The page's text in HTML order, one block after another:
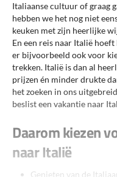
Italiaanse cultuur of graag
hebben we het nog niet
keuken met zijn heerlijke
En een reis naar Italië
er bijvoorbeeld ook voor
trekken. Italië is dan al
prijzen én minder drukte
het zoeken in ons
beslist een vakantie naar
Daarom kiezen
naar Italië
Genieten van de